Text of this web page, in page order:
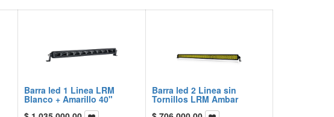
Barra led 1 Linea LRM
Blanco + Amarillo 40"
Barra led 2 Linea sin
Tornillos LRM Ambar